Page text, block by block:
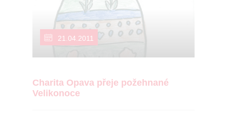
21.04.2011
Charita Opava přeje požehnané
Velikonoce